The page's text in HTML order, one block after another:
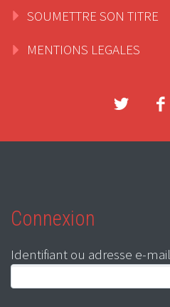
SOUMETTRE SON TITRE
MENTIONS LEGALES
Connexion
Identifiant ou adresse e-mail